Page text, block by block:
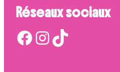
Réseaux sociaux
Facebook InstagramTikTok